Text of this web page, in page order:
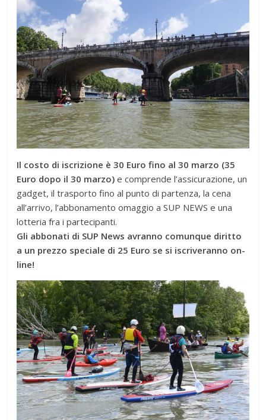
Il costo di iscrizione è 30 Euro fino al 30 marzo (35
Euro dopo il 30 marzo) e comprende l’assicurazione, un
gadget, il trasporto fino al punto di partenza, la cena
all’arrivo, l’abbonamento omaggio a SUP NEWS e una
lotteria fra i partecipanti.
Gli abbonati di SUP News avranno comunque diritto
a un prezzo speciale di 25 Euro se si iscriveranno on-
line!